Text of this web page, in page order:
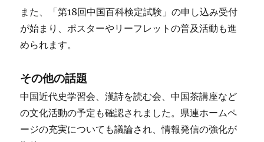
また、「第18回中国百科検定試験」の申し込み受付
が始まり、ポスターやリーフレットの普及活動も進
められます。
その他の話題
中国近代史学習会、漢詩を読む会、中国茶講座など
の文化活動の予定も確認されました。県連ホームペ
ージの充実についても議論され、情報発信の強化が